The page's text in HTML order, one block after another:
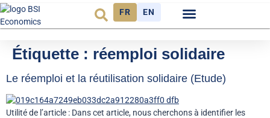
FR EN
Étiquette : réemploi solidaire
Le réemploi et la réutilisation solidaire (Etude)
Utilité de l’article : Dans cet article, nous cherchons à identifier les